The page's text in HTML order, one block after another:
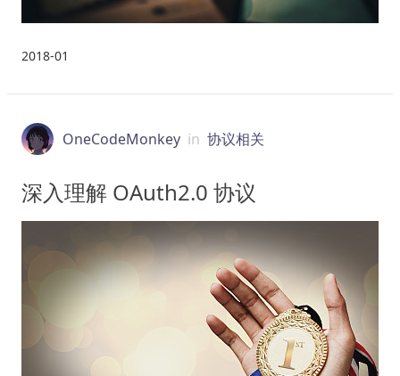
2018-01
OneCodeMonkey in 协议相关
深入理解 OAuth2.0 协议